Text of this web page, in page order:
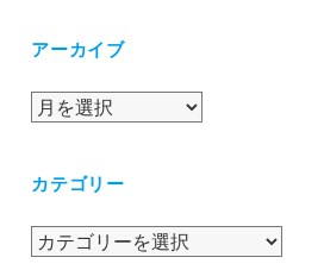
アーカイブ
ア
イ
カテゴリー
カ